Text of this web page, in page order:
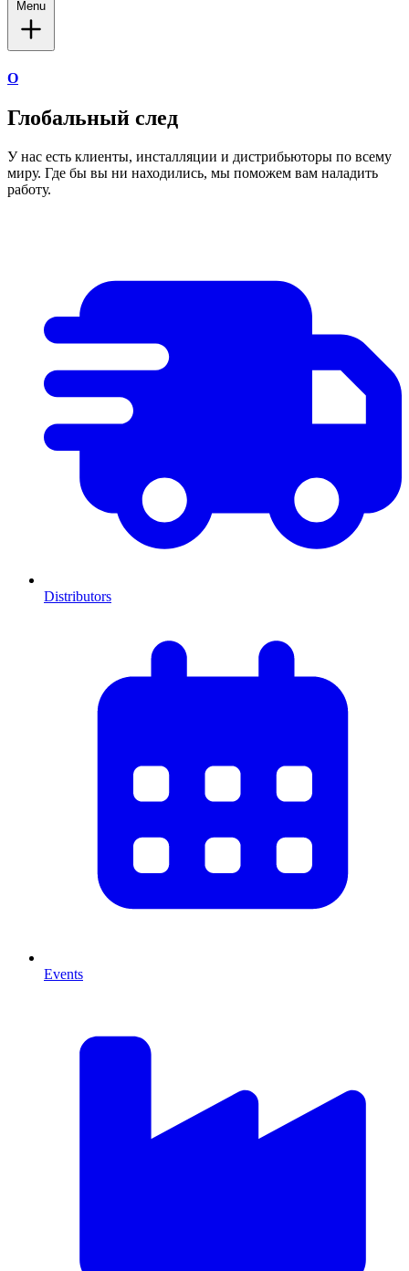
О
Глобальный след
У нас есть клиенты, инсталляции и дистрибьюторы по всему
миру. Где бы вы ни находились, мы поможем вам наладить
работу.
Distributors
Events